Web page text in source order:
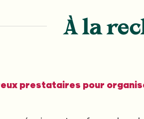
À la
prestataires pour